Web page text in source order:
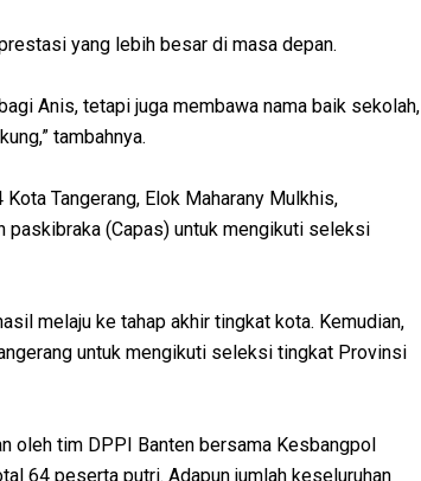
yang lebih besar di masa depan.
Anis, tetapi juga membawa nama baik sekolah,
tambahnya.
Tangerang, Elok Maharany Mulkhis,
paskibraka (Capas) untuk mengikuti seleksi
melaju ke tahap akhir tingkat kota. Kemudian,
untuk mengikuti seleksi tingkat Provinsi
oleh tim DPPI Banten bersama Kesbangpol
64 peserta putri. Adapun jumlah keseluruhan